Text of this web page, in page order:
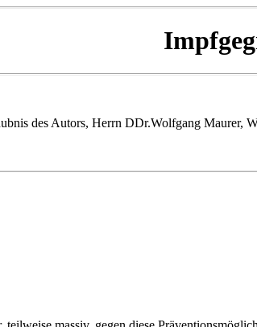
des Autors, Herrn DDr.Wolfgang Maurer,